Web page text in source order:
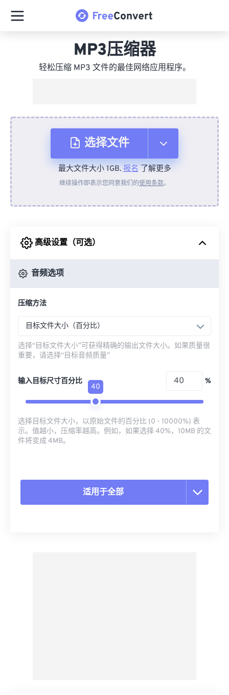
MP3压缩器
轻松压缩 MP3 文件的最佳网络应用程序。
选择文件
从设备
来自 Google Drive
来自网址
最大文件大小 1GB.报名了解更多
继续操作即表示您同意我们的使用条款。
高级设置（可选）
音频选项
压缩方法
目标文件大小（百分比）
选择“目标文件大小”可获得精确的输出文件大小。如果质量很
重要，请选择“目标音频质量”
输入目标尺寸百分比 %
40
选择目标文件大小，以原始文件的百分比 (0 - 10000%) 表
示。值越小，压缩率越高。例如，如果选择 40%，10MB 的文
件将变成 4MB。
适用于全部